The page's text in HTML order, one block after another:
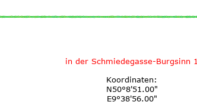
in der Schmiedegasse-Burgsinn 1
Koordinaten:
N50°8'51.00"
E9°38'56.00"